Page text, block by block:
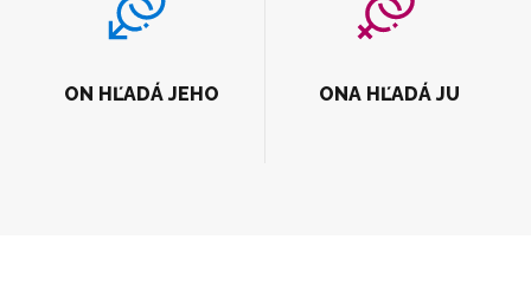
ON HĽADÁ JEHO ONA HĽADÁ JU